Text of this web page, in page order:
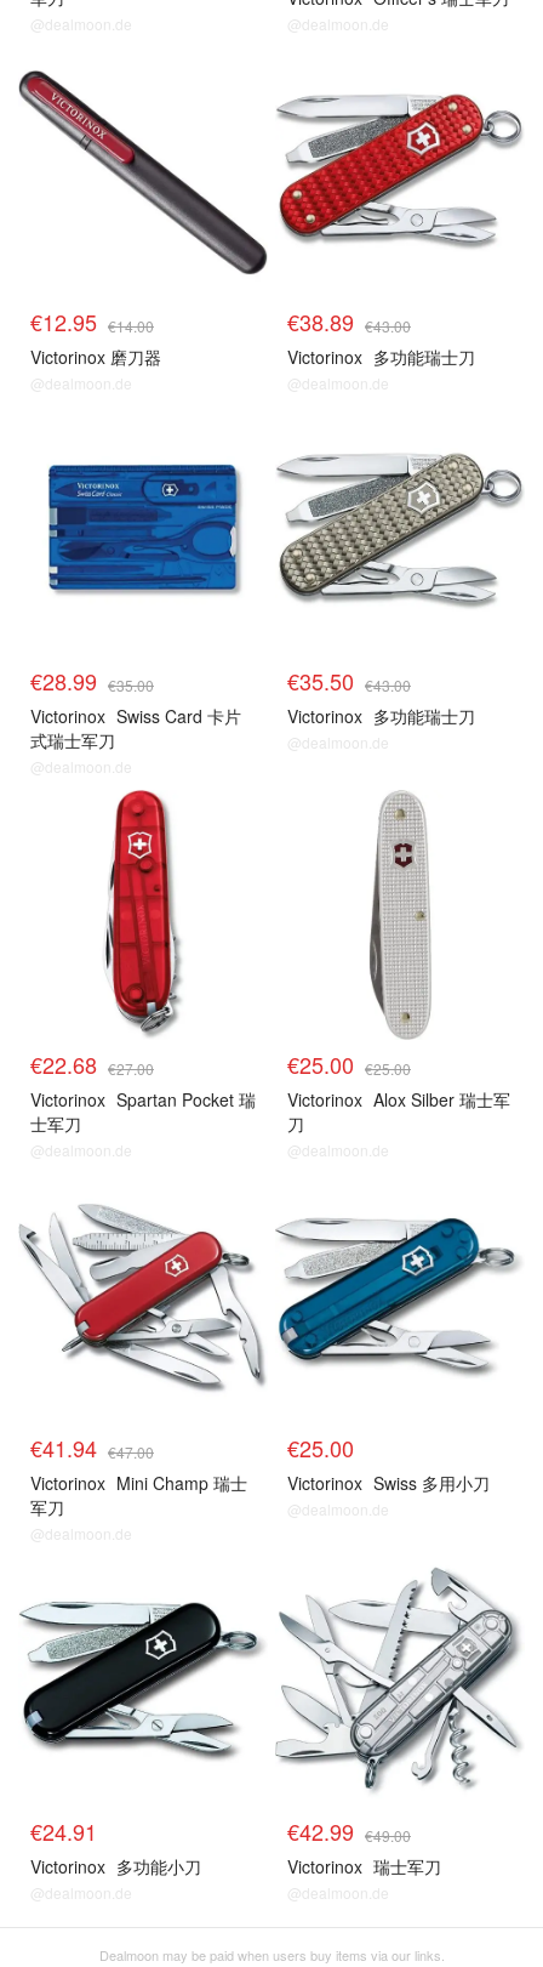
@dealmoon.de @dealmoon.de
€12.95 €14.00
Victorinox 磨刀器
@dealmoon.de
€38.89 €43.00
Victorinox 多功能瑞士刀
@dealmoon.de
€28.99 €35.00
Victorinox Swiss Card 卡片
式瑞士军刀
@dealmoon.de
€35.50 €43.00
Victorinox 多功能瑞士刀
@dealmoon.de
€22.68 €27.00
Victorinox Spartan Pocket 瑞
士军刀
@dealmoon.de
€25.00 €25.00
Victorinox Alox Silber 瑞士军
刀
@dealmoon.de
€41.94 €47.00
Victorinox Mini Champ 瑞士
军刀
@dealmoon.de
€25.00
Victorinox Swiss 多用小刀
@dealmoon.de
€24.91
Victorinox 多功能小刀
@dealmoon.de
€42.99 €49.00
Victorinox 瑞士军刀
@dealmoon.de
Dealmoon may be paid when users buy items via our links.